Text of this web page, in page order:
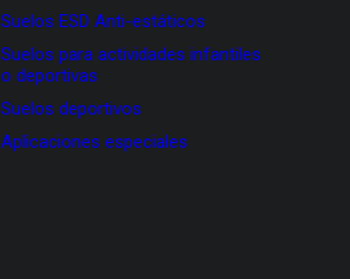
Suelos ESD Anti-estáticos
Suelos para actividades infantiles
o deportivas
Suelos deportivos
Aplicaciones especiales